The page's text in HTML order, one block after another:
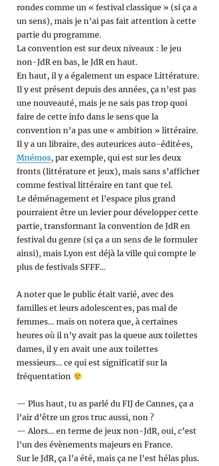
rondes comme un « festival classique » (si ça a
un sens), mais je n’ai pas fait attention à cette
partie du programme.
La convention est sur deux niveaux : le jeu
non-JdR en bas, le JdR en haut.
En haut, il y a également un espace Littérature.
Il y est présent depuis des années, ça n’est pas
une nouveauté, mais je ne sais pas trop quoi
faire de cette info dans le sens que la
convention n’a pas une « ambition » littéraire.
Il y a un libraire, des auteurices auto-édité·es,
Mnémos, par exemple, qui est sur les deux
fronts (littérature et jeux), mais sans s’afficher
comme festival littéraire en tant que tel.
Le déménagement et l’espace plus grand
pourraient être un levier pour développer cette
partie, transformant la convention de JdR en
festival du genre (si ça a un sens de le formuler
ainsi), mais Lyon est déjà la ville qui compte le
plus de festivals SFFF…
A noter que le public était varié, avec des
familles et leurs adolescent·es, pas mal de
femmes… mais on notera que, à certaines
heures où il n’y avait pas la queue aux toilettes
dames, il y en avait une aux toilettes
messieurs… ce qui est significatif sur la
fréquentation
— Plus haut, tu as parlé du FIJ de Cannes, ça a
l’air d’être un gros truc aussi, non ?
— Alors… en terme de jeux non-JdR, oui, c’est
l’un des évènements majeurs en France.
Sur le JdR, ça l’a été, mais ça ne l’est hélas plus.